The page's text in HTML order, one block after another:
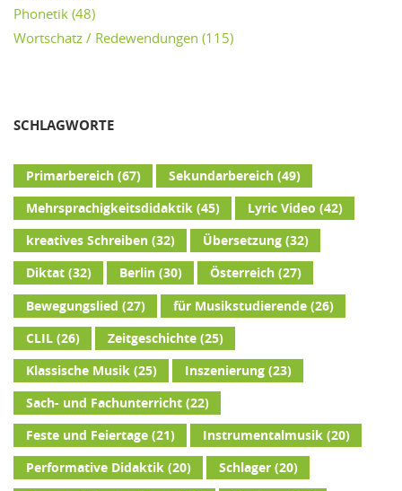
Phonetik (48)
Wortschatz / Redewendungen (115)
SCHLAGWORTE
Primarbereich(67) Sekundarbereich(49)
Mehrsprachigkeitsdidaktik(45) Lyric Video (42)
kreatives Schreiben(32) Übersetzung(32)
Diktat(32) Berlin(30) Österreich(27)
Bewegungslied (27) für Musikstudierende(26)
CLIL(26) Zeitgeschichte(25)
Klassische Musik(25) Inszenierung(23)
Sach- und Fachunterricht(22)
Feste und Feiertage(21) Instrumentalmusik(20)
Performative Didaktik(20) Schlager(20)